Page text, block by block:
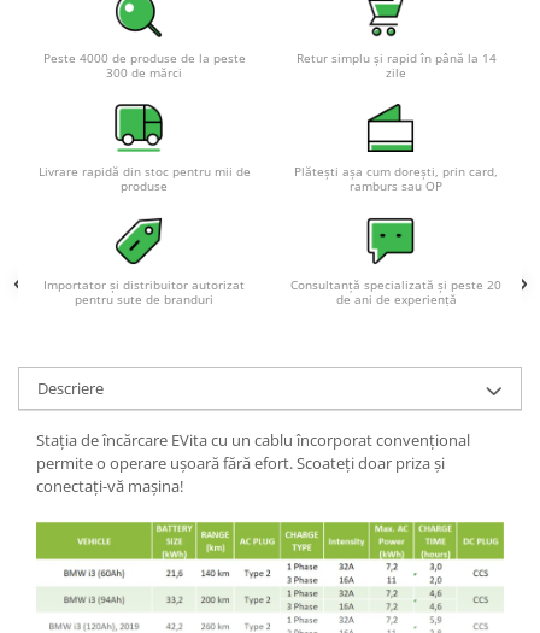
Turbine eoliene pentru casă
Acumulatori VRLA AGM/GEL /
Tractiune / LiFePo4
Baterii si acumulatori gel si VRLA
6-12 V
Baterii si acumulatori AGM VRLA
Acumulatori Moto, ATV
Li-Ion
SLA AGM (Sealed Lead Acid)
Deep Cycle - Tractiune/Semi-
Tractiune
Pachete acumulatori VRLA
Sisteme de management (BMS)
Peste 4000 de produse de la peste
300 de mărci
Retur simplu și rapid în până la 14
zile
Livrare rapidă din stoc pentru mii de
produse
Plătești așa cum dorești, prin card,
ramburs sau OP
Importator și distribuitor autorizat
pentru sute de branduri
Consultanță specializată și peste 20
de ani de experiență
Descriere
Stația de încărcare EVita cu un cablu încorporat convențional
permite o operare ușoară fără efort. Scoateți doar priza și
conectați-vă mașina!